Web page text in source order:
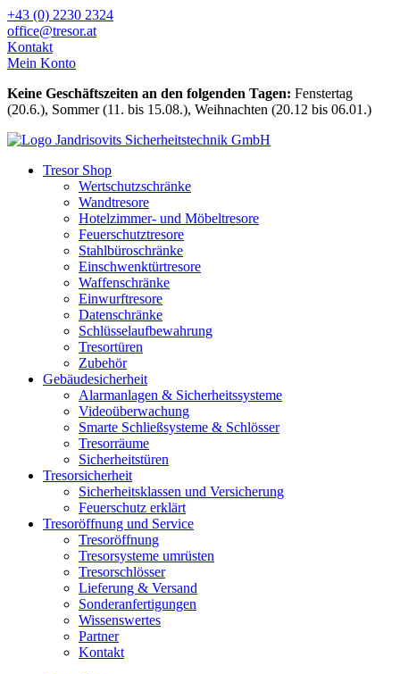
Zum
Inhalt
wechseln
+43 (0) 2230 2324
office@tresor.at
Kontakt
Mein Konto
Keine Geschäftszeiten an den folgenden Tagen: Fenstertag
(20.6.), Sommer (11. bis 15.08.), Weihnachten (20.12 bis 06.01.)
Tresor Shop
Wertschutzschränke
Wandtresore
Hotelzimmer- und Möbeltresore
Feuerschutztresore
Stahlbüroschränke
Einschwenktürtresore
Waffenschränke
Einwurftresore
Datenschränke
Schlüsselaufbewahrung
Tresortüren
Zubehör
Gebäudesicherheit
Alarmanlagen & Sicherheitssysteme
Videoüberwachung
Smarte Schließsysteme & Schlösser
Tresorräume
Sicherheitstüren
Tresorsicherheit
Sicherheitsklassen und Versicherung
Feuerschutz erklärt
Tresoröffnung und Service
Tresoröffnung
Tresorsysteme umrüsten
Tresorschlösser
Lieferung & Versand
Sonderanfertigungen
Wissenswertes
Partner
Kontakt